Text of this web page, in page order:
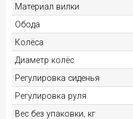
Материал вилки
Обода
Колёса
Диаметр колёс
Регулировка сиденья
Регулировка руля
Вес без упаковки, кг